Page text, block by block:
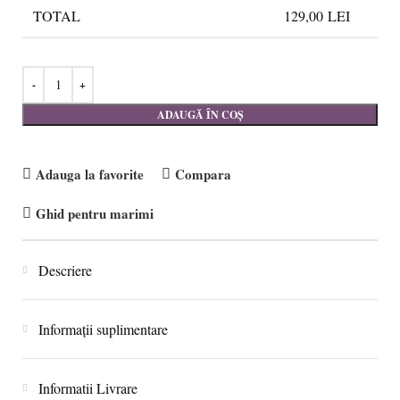
TOTAL 129,00 LEI
ADAUGĂ ÎN COȘ
Adauga la favorite
Compara
Ghid pentru marimi
Descriere
Informații suplimentare
Informatii Livrare